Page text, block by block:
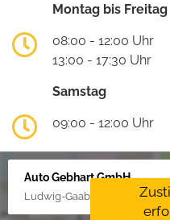
Montag bis Freitag
08:00 - 12:00 Uhr
13:00 - 17:30 Uhr
Samstag
09:00 - 12:00 Uhr
Auto Gebhart GmbH
Ludwig-Gaab-Str. 4, 88427